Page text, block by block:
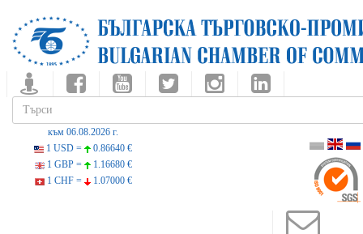
към 06.08.2026 г.
1 USD =
0.86640 €
1 GBP =
1.16680 €
1 CHF =
1.07000 €